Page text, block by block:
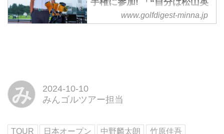
日に見事な追い上げを見せて優
勝。日本一を決める大会というだ
樹だ”と思ってプレーしたいね
（笑）」 - みんなのゴルフダ
ンに参加するのはこれで8回目。
www.golfdigest-minna.jp
み
2024-10-10
みんゴルツアー担当
TOUR 日本オープン 中野麟太朗 竹原佳吾